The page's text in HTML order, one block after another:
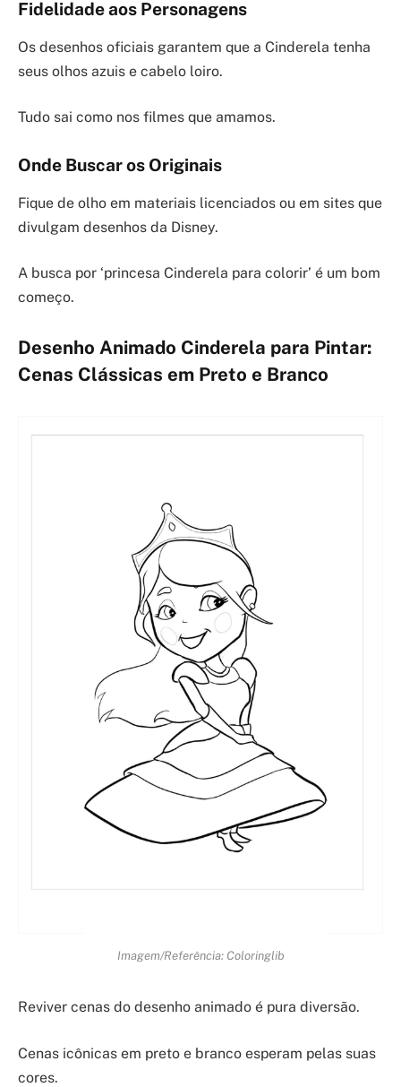
Fidelidade aos Personagens
Os desenhos oficiais garantem que a Cinderela tenha
seus olhos azuis e cabelo loiro.
Tudo sai como nos filmes que amamos.
Onde Buscar os Originais
Fique de olho em materiais licenciados ou em sites que
divulgam desenhos da Disney.
A busca por ‘princesa Cinderela para colorir’ é um bom
começo.
Desenho Animado Cinderela para Pintar:
Cenas Clássicas em Preto e Branco
Imagem/Referência: Coloringlib
Reviver cenas do desenho animado é pura diversão.
Cenas icônicas em preto e branco esperam pelas suas
cores.